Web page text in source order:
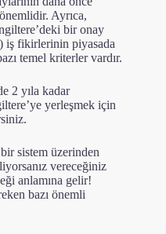
Ayrıca,
bir onay
iş fikirlerinin piyasada
temel kriterler vardır.
2 yıla kadar
yerleşmek için
sistem üzerinden
vereceğiniz
anlamına gelir!
bazı önemli